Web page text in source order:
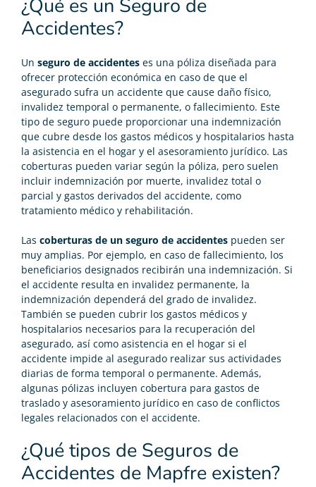
¿Qué es un Seguro de
Accidentes?
Un seguro de accidentes es una póliza diseñada para
ofrecer protección económica en caso de que el
asegurado sufra un accidente que cause daño físico,
invalidez temporal o permanente, o fallecimiento. Este
tipo de seguro puede proporcionar una indemnización
que cubre desde los gastos médicos y hospitalarios hasta
la asistencia en el hogar y el asesoramiento jurídico. Las
coberturas pueden variar según la póliza, pero suelen
incluir indemnización por muerte, invalidez total o
parcial y gastos derivados del accidente, como
tratamiento médico y rehabilitación.
Las coberturas de un seguro de accidentes pueden ser
muy amplias. Por ejemplo, en caso de fallecimiento, los
beneficiarios designados recibirán una indemnización. Si
el accidente resulta en invalidez permanente, la
indemnización dependerá del grado de invalidez.
También se pueden cubrir los gastos médicos y
hospitalarios necesarios para la recuperación del
asegurado, así como asistencia en el hogar si el
accidente impide al asegurado realizar sus actividades
diarias de forma temporal o permanente. Además,
algunas pólizas incluyen cobertura para gastos de
traslado y asesoramiento jurídico en caso de conflictos
legales relacionados con el accidente.
¿Qué tipos de Seguros de
Accidentes de Mapfre existen?